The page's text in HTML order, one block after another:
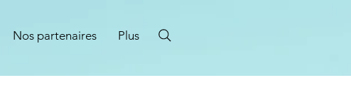
Nos partenaires Plus